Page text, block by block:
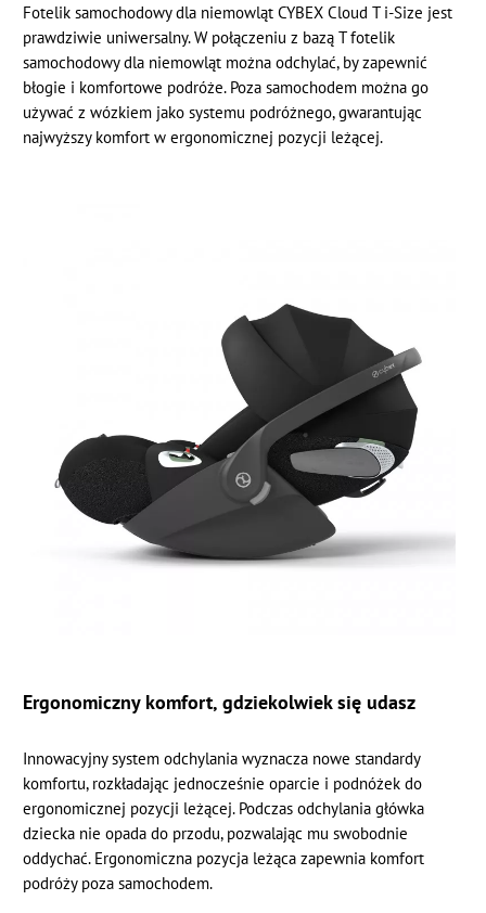
Fotelik samochodowy dla niemowląt CYBEX Cloud T i-Size jest
prawdziwie uniwersalny. W połączeniu z bazą T fotelik
samochodowy dla niemowląt można odchylać, by zapewnić
błogie i komfortowe podróże. Poza samochodem można go
używać z wózkiem jako systemu podróżnego, gwarantując
najwyższy komfort w ergonomicznej pozycji leżącej.
Ergonomiczny komfort, gdziekolwiek się udasz
Innowacyjny system odchylania wyznacza nowe standardy
komfortu, rozkładając jednocześnie oparcie i podnóżek do
ergonomicznej pozycji leżącej. Podczas odchylania główka
dziecka nie opada do przodu, pozwalając mu swobodnie
oddychać. Ergonomiczna pozycja leżąca zapewnia komfort
podróży poza samochodem.